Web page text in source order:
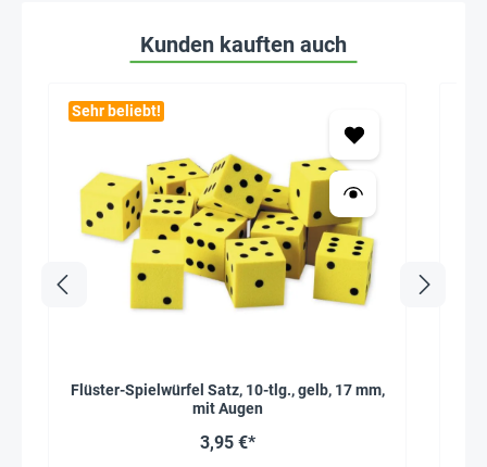
Kunden kauften auch
Sehr beliebt!
Flüster-Spielwürfel Satz, 10-tlg., gelb, 17 mm,
mit Augen
3,95 €*